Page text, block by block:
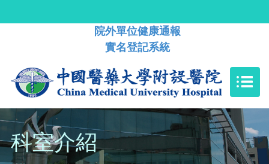
院外單位健康通報
實名登記系統
科室介紹